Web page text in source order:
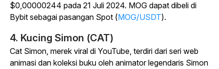
$0,00000244 pada 21 Juli 2024. MOG dapat dibeli di
Bybit sebagai pasangan Spot (MOG/USDT).
4. Kucing Simon (CAT)
Cat Simon, merek viral di YouTube, terdiri dari seri web
animasi dan koleksi buku oleh animator legendaris Simon